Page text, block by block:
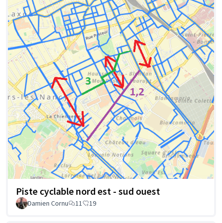
Piste cyclable nord est - sud ouest
Damien Cornu 11 19